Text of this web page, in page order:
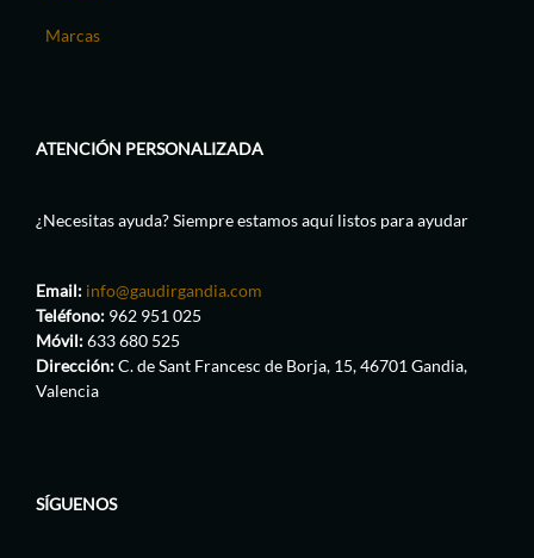
Marcas
ATENCIÓN PERSONALIZADA
¿Necesitas ayuda? Siempre estamos aquí listos para ayudar
Email: info@gaudirgandia.com
Teléfono: 962 951 025
Móvil:633 680 525
Dirección:C. de Sant Francesc de Borja, 15, 46701 Gandia,
Valencia
SÍGUENOS